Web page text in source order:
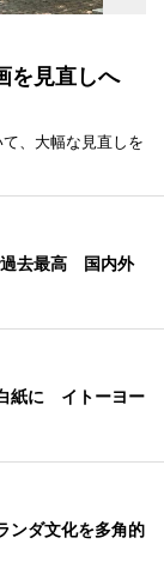
を見直しへ
、大幅な見直しを
過去最高 国内外
紙に イトーヨー
ンダ文化を多角的